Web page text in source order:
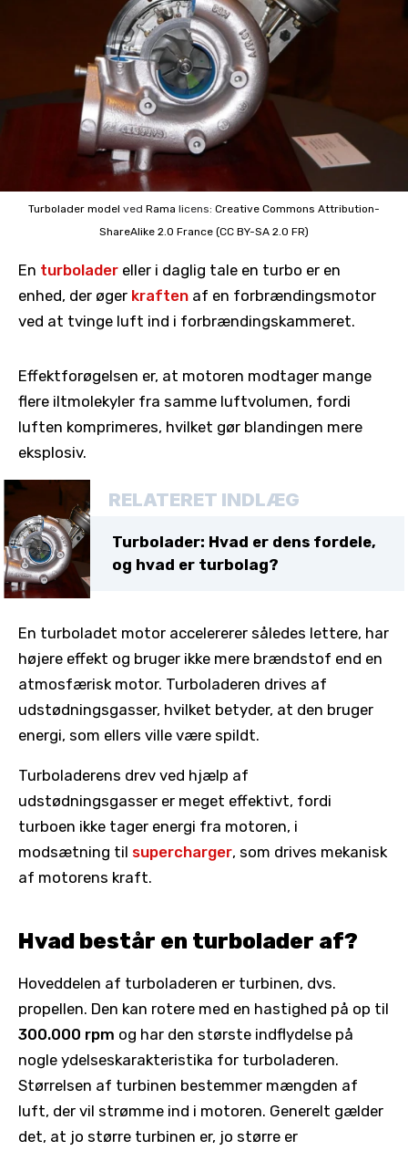
Turbolader model ved Rama licens: Creative Commons Attribution-
ShareAlike 2.0 France (CC BY-SA 2.0 FR)
En turbolader eller i daglig tale en turbo er en
enhed, der øger kraften af en forbrændingsmotor
ved at tvinge luft ind i forbrændingskammeret.
Effektforøgelsen er, at motoren modtager mange
flere iltmolekyler fra samme luftvolumen, fordi
luften komprimeres, hvilket gør blandingen mere
eksplosiv.
RELATERET INDLÆG
Turbolader: Hvad er dens fordele,
og hvad er turbolag?
En turboladet motor accelererer således lettere, har
højere effekt og bruger ikke mere brændstof end en
atmosfærisk motor. Turboladeren drives af
udstødningsgasser, hvilket betyder, at den bruger
energi, som ellers ville være spildt.
Turboladerens drev ved hjælp af
udstødningsgasser er meget effektivt, fordi
turboen ikke tager energi fra motoren, i
modsætning til supercharger, som drives mekanisk
af motorens kraft.
Hvad består en turbolader af?
Hoveddelen af ​​turboladeren er turbinen, dvs.
propellen. Den kan rotere med en hastighed på op til
300.000 rpm og har den største indflydelse på
nogle ydelseskarakteristika for turboladeren.
Størrelsen af ​​turbinen bestemmer mængden af ​​
luft, der vil strømme ind i motoren. Generelt gælder
det, at jo større turbinen er, jo større er